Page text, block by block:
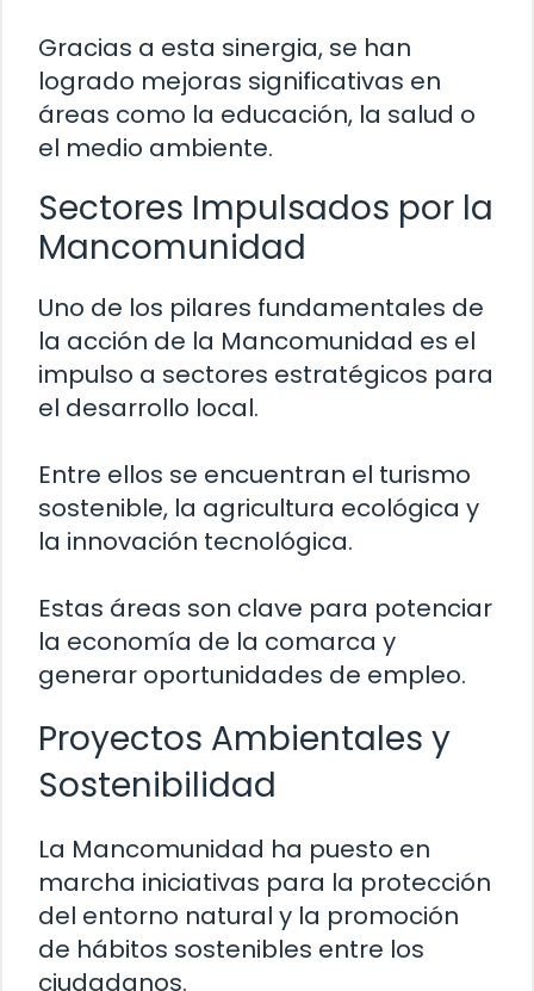
Gracias a esta sinergia, se han
logrado mejoras significativas en
áreas como la educación, la salud o
el medio ambiente.
Sectores Impulsados por la
Mancomunidad
Uno de los pilares fundamentales de
la acción de la Mancomunidad es el
impulso a sectores estratégicos para
el desarrollo local.
Entre ellos se encuentran el turismo
sostenible, la agricultura ecológica y
la innovación tecnológica.
Estas áreas son clave para potenciar
la economía de la comarca y
generar oportunidades de empleo.
Proyectos Ambientales y
Sostenibilidad
La Mancomunidad ha puesto en
marcha iniciativas para la protección
del entorno natural y la promoción
de hábitos sostenibles entre los
ciudadanos.